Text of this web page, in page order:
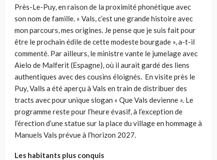
Près-Le-Puy, en raison de la proximité phonétique avec
son nom de famille. « Vals, c’est une grande histoire avec
mon parcours, mes origines. Je pense que je suis fait pour
être le prochain édile de cette modeste bourgade », a-t-il
commenté. Par ailleurs, le ministre vante le jumelage avec
Aielo de Malferit(Espagne), où il aurait gardé des liens
authentiques avec des cousins éloignés. En visite près le
Puy, Valls a été aperçu à Vals en train de distribuer des
tracts avec pour unique slogan « Que Vals devienne ». Le
programme reste pour l’heure évasif, à l’exception de
l’érection d’une statue sur la place du village en hommage à
Manuels Vals prévue à l’horizon 2027.
Les habitants plus conquis